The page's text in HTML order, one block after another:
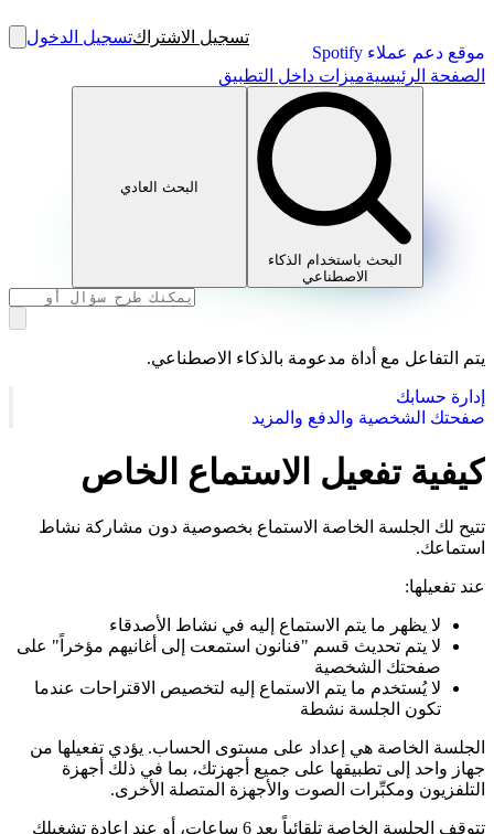
موقع دعم عملاء Spotify
تسجيل الاشتراكتسجيل الدخول
الصفحة الرئيسيةميزات داخل التطبيق
البحث باستخدام الذكاء
الاصطناعي
البحث العادي
يتم التفاعل مع أداة مدعومة بالذكاء الاصطناعي.
إدارة حسابك
صفحتك الشخصية والدفع والمزيد
كيفية تفعيل الاستماع الخاص
تتيح لك الجلسة الخاصة الاستماع بخصوصية دون مشاركة نشاط
استماعك.
عند تفعيلها:
لا يظهر ما يتم الاستماع إليه في نشاط الأصدقاء
لا يتم تحديث قسم "فنانون استمعت إلى أغانيهم مؤخراً" على
صفحتك الشخصية
لا يُستخدم ما يتم الاستماع إليه لتخصيص الاقتراحات عندما
تكون الجلسة نشطة
الجلسة الخاصة هي إعداد على مستوى الحساب. يؤدي تفعيلها من
جهاز واحد إلى تطبيقها على جميع أجهزتك، بما في ذلك أجهزة
التلفزيون ومكبِّرات الصوت والأجهزة المتصلة الأخرى.
تتوقف الجلسة الخاصة تلقائياً بعد 6 ساعات، أو عند إعادة تشغيلك